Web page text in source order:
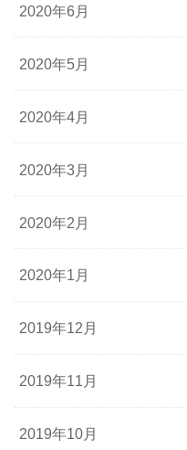
2020年6月
2020年5月
2020年4月
2020年3月
2020年2月
2020年1月
2019年12月
2019年11月
2019年10月